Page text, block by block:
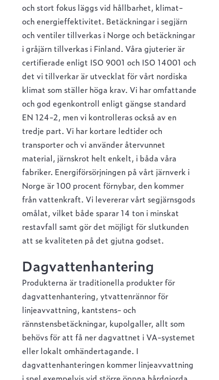
och stort fokus läggs vid hållbarhet, klimat-
och energieffektivitet. Betäckningar i segjärn
och ventiler tillverkas i Norge och betäckningar
i gråjärn tillverkas i Finland. Våra gjuterier är
certifierade enligt ISO 9001 och ISO 14001 och
det vi tillverkar är utvecklat för vårt nordiska
klimat som ställer höga krav. Vi har omfattande
och god egenkontroll enligt gängse standard
EN 124-2, men vi kontrolleras också av en
tredje part. Vi har kortare ledtider och
transporter och vi använder återvunnet
material, järnskrot helt enkelt, i båda våra
fabriker. Energiförsörjningen på vårt järnverk i
Norge är 100 procent förnybar, den kommer
från vattenkraft. Vi levererar vårt segjärnsgods
omålat, vilket både sparar 14 ton i minskat
restavfall samt gör det möjligt för slutkunden
att se kvaliteten på det gjutna godset.
Dagvattenhantering
Produkterna är traditionella produkter för
dagvattenhantering, ytvattenrännor för
linjeavvattning, kantstens- och
rännstensbetäckningar, kupolgaller, allt som
behövs för att få ner dagvattnet i VA-systemet
eller lokalt omhändertagande. I
dagvattenhanteringen kommer linjeavvattning